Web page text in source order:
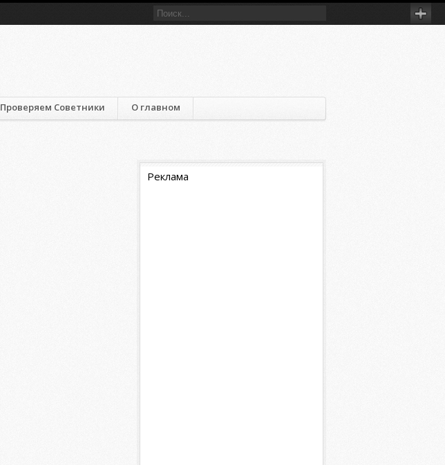
Проверяем Советники О главном
Реклама